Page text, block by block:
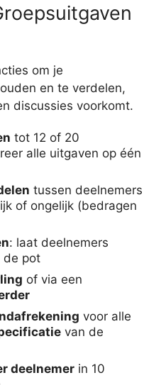
om je
en te verdelen,
discussies voorkomt.
tot 12 of 20
alle uitgaven op één
tussen deelnemers
of ongelijk (bedragen
: laat deelnemers
de pot
of via een
voor alle
van de
deelnemer in 10